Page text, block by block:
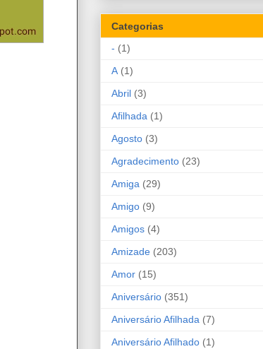
Categorias
- (1)
A (1)
Abril (3)
Afilhada (1)
Agosto (3)
Agradecimento (23)
Amiga (29)
Amigo (9)
Amigos (4)
Amizade (203)
Amor (15)
Aniversário (351)
Aniversário Afilhada (7)
Aniversário Afilhado (1)